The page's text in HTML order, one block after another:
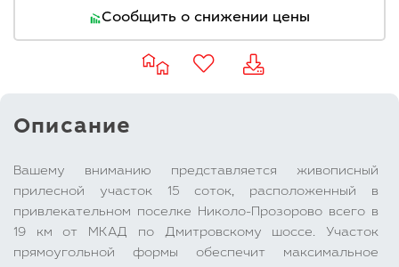
Сообщить о снижении цены
Описание
Вашему вниманию представляется живописный
прилесной участок 15 соток, расположенный в
привлекательном поселке Николо-Прозорово всего в
19 км от МКАД по Дмитровскому шоссе. Участок
прямоугольной формы обеспечит максимальное